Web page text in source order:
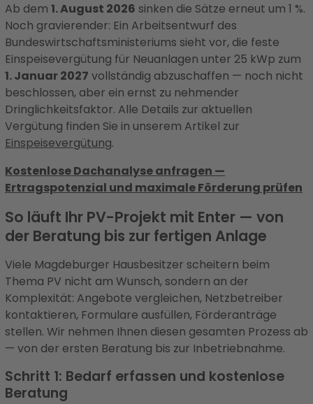
Ab dem 1. August 2026 sinken die Sätze erneut um 1 %.
Noch gravierender: Ein Arbeitsentwurf des
Bundeswirtschaftsministeriums sieht vor, die feste
Einspeisevergütung für Neuanlagen unter 25 kWp zum
1. Januar 2027 vollständig abzuschaffen — noch nicht
beschlossen, aber ein ernst zu nehmender
Dringlichkeitsfaktor. Alle Details zur aktuellen
Vergütung finden Sie in unserem Artikel zur
Einspeisevergütung.
Kostenlose Dachanalyse anfragen —
Ertragspotenzial und maximale Förderung prüfen
So läuft Ihr PV-Projekt mit Enter — von
der Beratung bis zur fertigen Anlage
Viele Magdeburger Hausbesitzer scheitern beim
Thema PV nicht am Wunsch, sondern an der
Komplexität: Angebote vergleichen, Netzbetreiber
kontaktieren, Formulare ausfüllen, Förderanträge
stellen. Wir nehmen Ihnen diesen gesamten Prozess ab
— von der ersten Beratung bis zur Inbetriebnahme.
Schritt 1: Bedarf erfassen und kostenlose
Beratung